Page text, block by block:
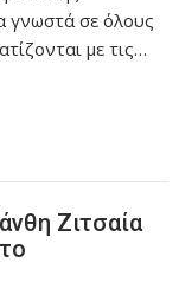
γνωστά σε όλους
με τις…
Ζιτσαία